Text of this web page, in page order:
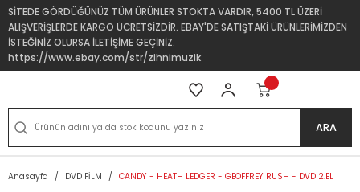
SİTEDE GÖRDÜĞÜNÜZ TÜM ÜRÜNLER STOKTA VARDIR, 5400 TL ÜZERİ
ALIŞVERİŞLERDE KARGO ÜCRETSİZDİR. EBAY'DE SATIŞTAKİ ÜRÜNLERİMİZDEN
İSTEĞİNİZ OLURSA İLETİŞİME GEÇİNİZ.
https://www.ebay.com/str/zihnimuzik
ARA
Anasayfa DVD FİLM CANDY - HEATH LEDGER - GEOFFREY RUSH - DVD 2.EL